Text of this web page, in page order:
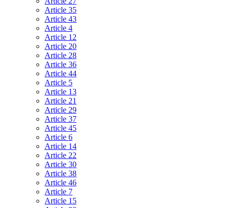
Article 35
Article 43
Article 4
Article 12
Article 20
Article 28
Article 36
Article 44
Article 5
Article 13
Article 21
Article 29
Article 37
Article 45
Article 6
Article 14
Article 22
Article 30
Article 38
Article 46
Article 7
Article 15